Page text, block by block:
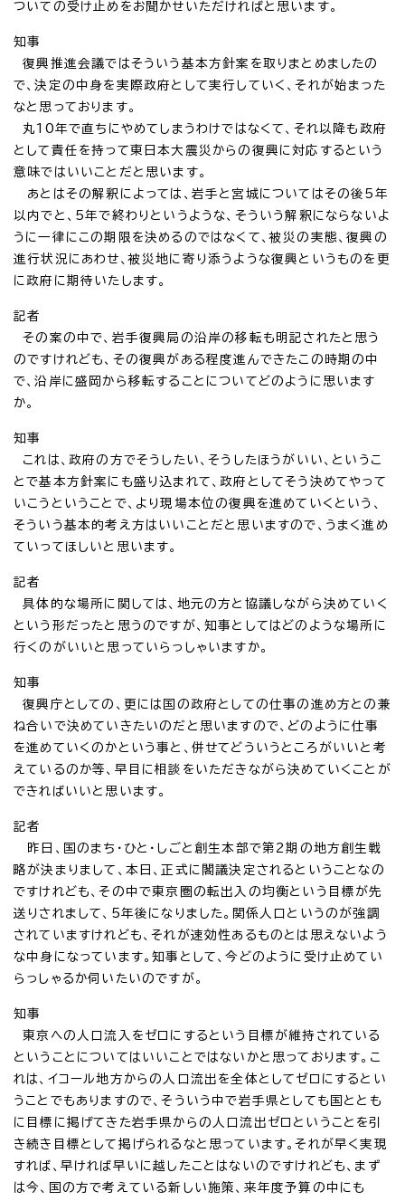
ついての受け止めをお聞かせいただければと思います。
知事
復興推進会議ではそういう基本方針案を取りまとめましたの
で、決定の中身を実際政府として実行していく、それが始まった
なと思っております。
丸10年で直ちにやめてしまうわけではなくて、それ以降も政府
として責任を持って東日本大震災からの復興に対応するという
意味ではいいことだと思います。
あとはその解釈によっては、岩手と宮城についてはその後5年
以内でと、5年で終わりというような、そういう解釈にならないよ
うに一律にこの期限を決めるのではなくて、被災の実態、復興の
進行状況にあわせ、被災地に寄り添うような復興というものを更
に政府に期待いたします。
記者
その案の中で、岩手復興局の沿岸の移転も明記されたと思う
のですけれども、その復興がある程度進んできたこの時期の中
で、沿岸に盛岡から移転することについてどのように思います
か。
知事
これは、政府の方でそうしたい、そうしたほうがいい、というこ
とで基本方針案にも盛り込まれて、政府としてそう決めてやって
いこうということで、より現場本位の復興を進めていくという、
そういう基本的考え方はいいことだと思いますので、うまく進め
ていってほしいと思います。
記者
具体的な場所に関しては、地元の方と協議しながら決めていく
という形だったと思うのですが、知事としてはどのような場所に
行くのがいいと思っていらっしゃいますか。
知事
復興庁としての、更には国の政府としての仕事の進め方との兼
ね合いで決めていきたいのだと思いますので、どのように仕事
を進めていくのかという事と、併せてどういうところがいいと考
えているのか等、早目に相談をいただきながら決めていくことが
できればいいと思います。
記者
昨日、国のまち・ひと・しごと創生本部で第2期の地方創生戦
略が決まりまして、本日、正式に閣議決定されるということなの
ですけれども、その中で東京圏の転出入の均衡という目標が先
送りされまして、5年後になりました。関係人口というのが強調
されていますけれども、それが速効性あるものとは思えないよう
な中身になっています。知事として、今どのように受け止めてい
らっしゃるか伺いたいのですが。
知事
東京への人口流入をゼロにするという目標が維持されている
ということについてはいいことではないかと思っております。こ
れは、イコール地方からの人口流出を全体としてゼロにするとい
うことでもありますので、そういう中で岩手県としても国ととも
に目標に掲げてきた岩手県からの人口流出ゼロということを引
き続き目標として掲げられるなと思っています。それが早く実現
すれば、早ければ早いに越したことはないのですけれども、まず
は今、国の方で考えている新しい施策、来年度予算の中にも